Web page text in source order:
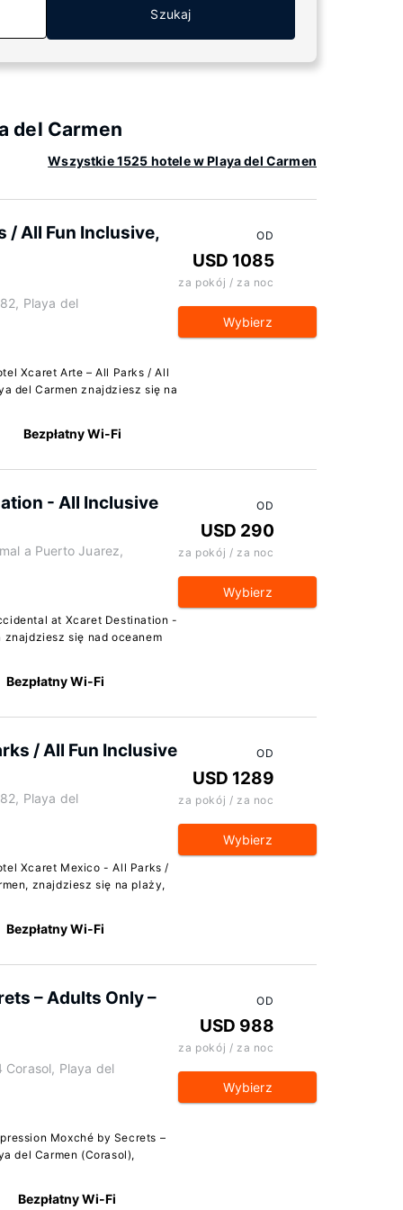
Szukaj
del Carmen
Wszystkie 1525 hotele w Playa del Carmen
/ All Fun Inclusive,
Playa del
Xcaret Arte – All Parks / All
del Carmen znajdziesz się na
Bezpłatny Wi-Fi
OD
USD 1085
za pokój / za noc
Wybierz
- All Inclusive
a Puerto Juarez,
at Xcaret Destination -
się nad oceanem
Bezpłatny Wi-Fi
OD
USD 290
za pokój / za noc
Wybierz
/ All Fun Inclusive
Playa del
Xcaret Mexico - All Parks /
znajdziesz się na plaży,
Bezpłatny Wi-Fi
OD
USD 1289
za pokój / za noc
Wybierz
– Adults Only –
Corasol, Playa del
Moxché by Secrets –
del Carmen (Corasol),
Bezpłatny Wi-Fi
OD
USD 988
za pokój / za noc
Wybierz